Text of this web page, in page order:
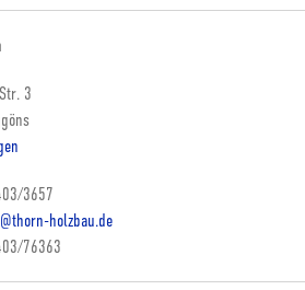
3
3657
holzbau.de
76363